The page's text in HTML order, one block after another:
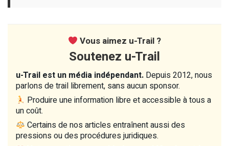
Vous aimez u-Trail ?
Soutenez u-Trail
u-Trail est un média indépendant. Depuis 2012, nous
parlons de trail librement, sans aucun sponsor.
Produire une information libre et accessible à tous a
un coût.
Certains de nos articles entraînent aussi des
pressions ou des procédures juridiques.